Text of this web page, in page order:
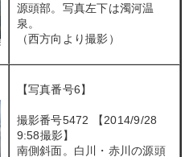
源頭部。写真左下は濁河温
泉。
（西方向より撮影）
【写真番号6】
撮影番号5472 【2014/9/28
9:58撮影】
南側斜面。白川・赤川の源頭